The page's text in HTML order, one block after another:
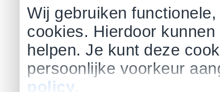
Wij gebruiken
cookies. Hierdoor
helpen. Je kunt deze
persoonlijke voorkeur
policy